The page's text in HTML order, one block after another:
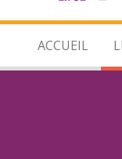
ACCUEIL